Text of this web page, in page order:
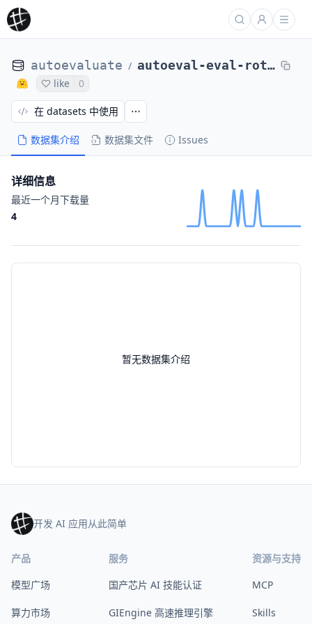
autoevaluate / autoeval-eval-rotten_tomatoes-default-1b41bb-3086487853
like 0
数据集介绍 数据集文件 Issues
在 datasets 中使用
暂无数据集介绍
详细信息
最近一个月下载量
4
开发 AI 应用从此简单
产品
模型广场
算力市场
服务
国产芯片 AI 技能认证
GIEngine 高速推理引擎
资源与支持
MCP
Skills